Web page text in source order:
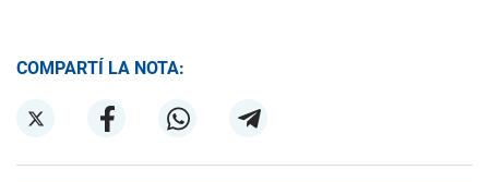
COMPARTÍ LA NOTA: